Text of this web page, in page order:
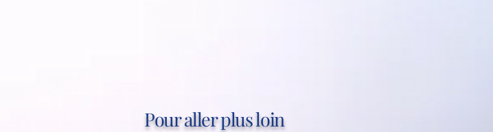
Pour aller plus loin